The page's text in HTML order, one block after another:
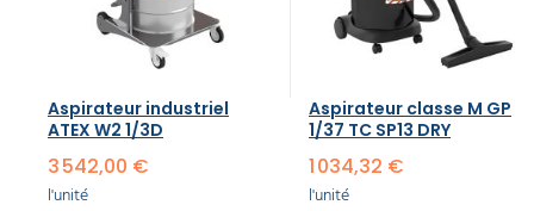
Aspirateur industriel
ATEX W2 1/3D
3 542,00 €
l'unité
Aspirateur classe M GP
1/37 TC SP13 DRY
1 034,32 €
l'unité